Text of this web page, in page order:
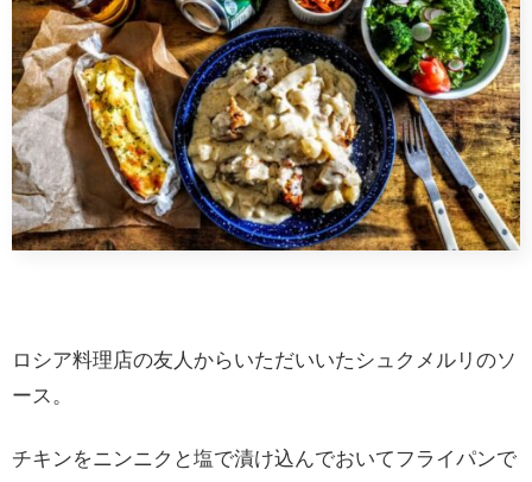
ロシア料理店の友人からいただいいたシュクメルリのソ
ース。
チキンをニンニクと塩で漬け込んでおいてフライパンで